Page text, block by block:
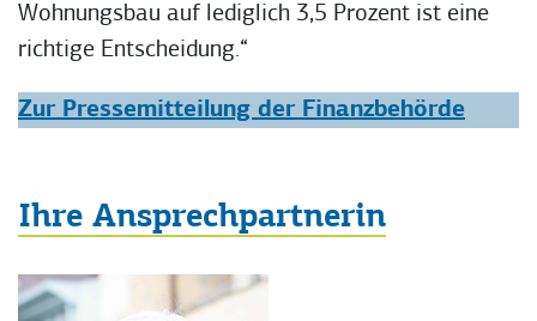
Wohnungsbau auf lediglich 3,5 Prozent ist eine
richtige Entscheidung.“
Zur Pressemitteilung der Finanzbehörde
Ihre Ansprechpartnerin